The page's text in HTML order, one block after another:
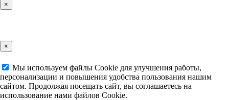
×
×
Мы используем файлы Cookie для улучшения работы,
персонализации и повышения удобства пользования нашим
сайтом. Продолжая посещать сайт, вы соглашаетесь на
использование нами файлов Cookie.